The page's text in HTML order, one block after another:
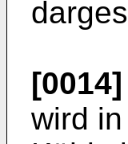
[0014]
wird